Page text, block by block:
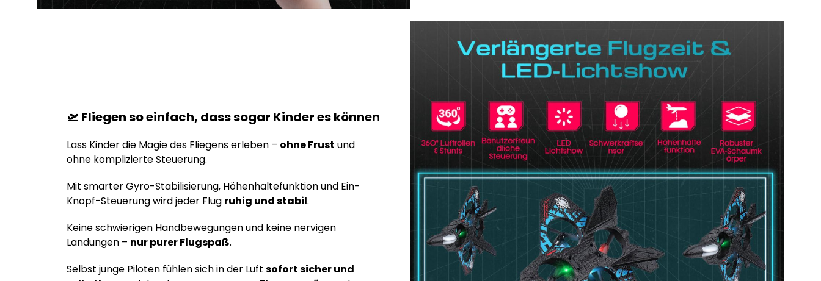
🛫 Fliegen so einfach, dass sogar Kinder es können
Lass Kinder die Magie des Fliegens erleben – ohne Frust und
ohne komplizierte Steuerung.
Mit smarter Gyro-Stabilisierung, Höhenhaltefunktion und Ein-
Knopf-Steuerung wird jeder Flug ruhig und stabil.
Keine schwierigen Handbewegungen und keine nervigen
Landungen – nur purer Flugspaß.
Selbst junge Piloten fühlen sich in der Luft sofort sicher und